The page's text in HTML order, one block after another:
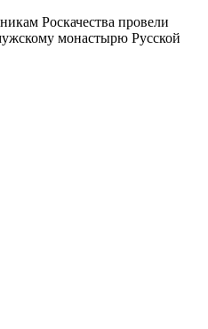
Роскачества провели
монастырю Русской